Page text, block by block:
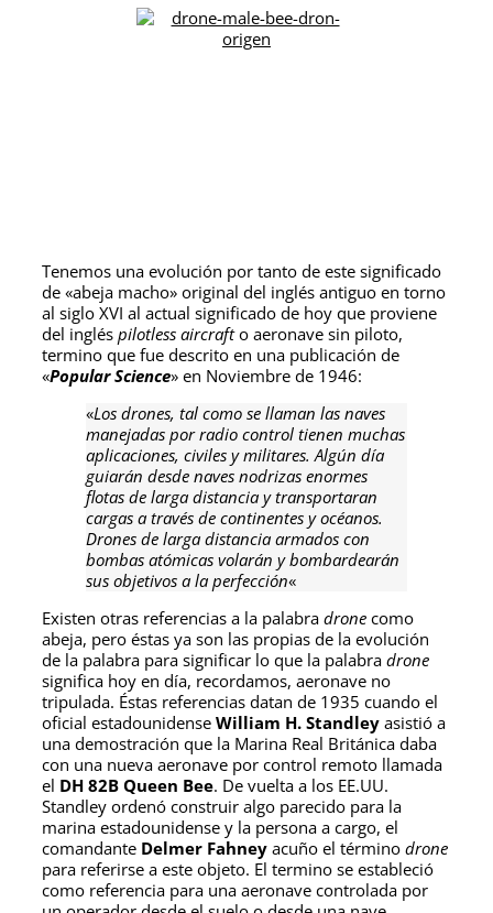
Tenemos una evolución por tanto de este significado
de «abeja macho» original del inglés antiguo en torno
al siglo XVI al actual significado de hoy que proviene
del inglés pilotless aircrafto aeronave sin piloto,
termino que fue descrito en una publicación de
«Popular Science» en Noviembre de 1946:
«Los drones, tal como se llaman las naves
manejadas por radio control tienen muchas
aplicaciones, civiles y militares. Algún día
guiarán desde naves nodrizas enormes
flotas de larga distancia y transportaran
cargas a través de continentes y océanos.
Drones de larga distancia armados con
bombas atómicas volarán y bombardearán
sus objetivos a la perfección«
Existen otras referencias a la palabra drone como
abeja, pero éstas ya son las propias de la evolución
de la palabra para significar lo que la palabra drone
significa hoy en día, recordamos, aeronave no
tripulada. Éstas referencias datan de 1935 cuando el
oficial estadounidense William H. Standley asistió a
una demostración que la Marina Real Británica daba
con una nueva aeronave por control remoto llamada
el DH 82B Queen Bee. De vuelta a los EE.UU.
Standley ordenó construir algo parecido para la
marina estadounidense y la persona a cargo, el
comandante Delmer Fahney acuño el término drone
para referirse a este objeto. El termino se estableció
como referencia para una aeronave controlada por